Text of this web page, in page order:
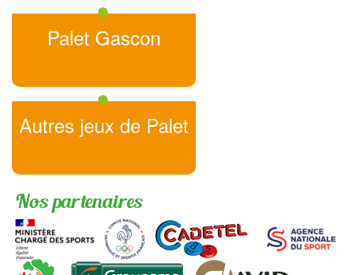
Palet Gascon
Autres jeux de Palet
Nos partenaires